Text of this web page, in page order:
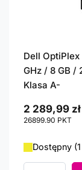
Dell
GHz / 8 GB /
Klasa A-
2 289,99 zł
26899.90 PKT
Dostępny